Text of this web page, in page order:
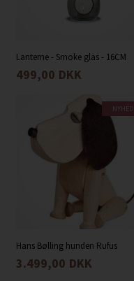
Lanterne - Smoke glas - 16CM
499,00 DKK
NYHED
Hans Bølling hunden Rufus
3.499,00 DKK